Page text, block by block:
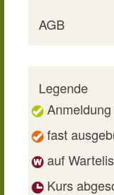
AGB
Legende
fast
auf
Kurs